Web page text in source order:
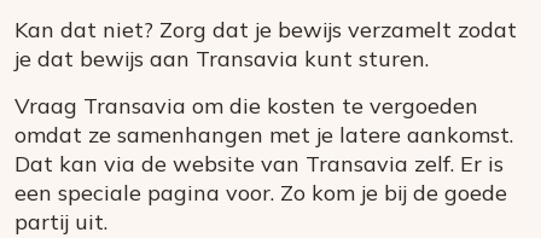
Kan dat niet? Zorg dat je bewijs verzamelt zodat
je dat bewijs aan Transavia kunt sturen.
Vraag Transavia om die kosten te vergoeden
omdat ze samenhangen met je latere aankomst.
Dat kan via de website van Transavia zelf. Er is
een speciale pagina voor. Zo kom je bij de goede
partij uit.